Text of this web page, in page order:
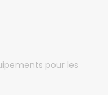
pour les